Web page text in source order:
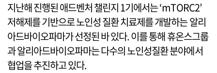
지난해 진행된 애드벤처 챌린지 1기에서는 ‘mTORC2’
저해제를 기반으로 노인성 질환 치료제를 개발하는 알리
아드바이오파마가 선정된 바 있다. 이를 통해 휴온스그룹
과 알리아드바이오파마는 다수의 노인성질환 분야에서
협업을 추진하고 있다.